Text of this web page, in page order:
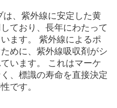
、紫外線に安定した黄
ており、長年にわたって
ます。 紫外線によるポ
めに、紫外線吸収剤がシ
います。 これはマーケ
、標識の寿命を直接決定
です。